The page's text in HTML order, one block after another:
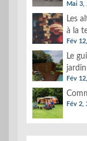
Mai 3,
Les
à la
Fév
Le
Fév
Fév 2,